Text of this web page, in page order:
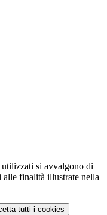
si avvalgono di
alle finalità illustrate nella
tutti i cookies